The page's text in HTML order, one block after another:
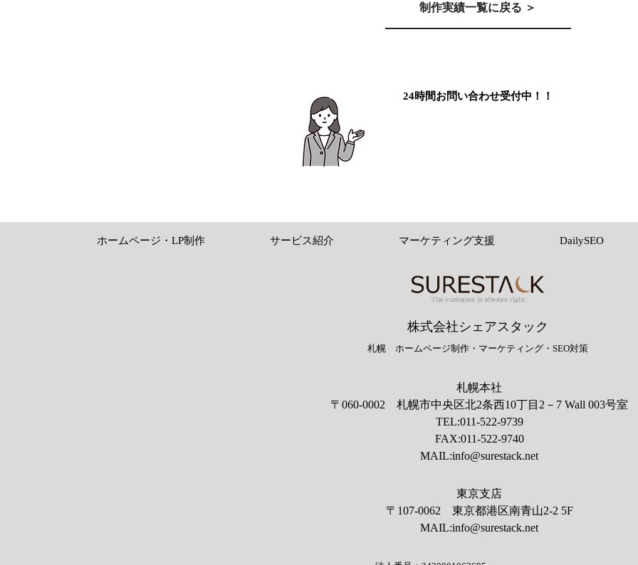
制作実績一覧に戻る ＞
24時間お問い合わせ受付中！！
ホームページ・LP制作 サービス紹介 マーケティング支援 DailySEO
株式会社シェアスタック
​札幌 ホームページ制作・マーケティング・SEO対策
札幌本社
〒060-0002 札幌市中央区北2条西10丁目2－7 Wall 003号室
TEL:011-522-9739
FAX:011-522-9740
MAIL:info@surestack.net
東京支店
〒107-0062 東京都港区南青山2-2 5F
MAIL:info@surestack.net